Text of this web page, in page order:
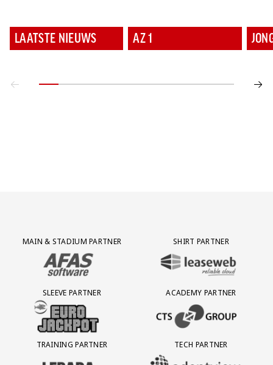
LAATSTE NIEUWS AZ 1
Partner Logos Grid
MAIN & STADIUM PARTNER
BEZOEK ONZE MAIN & STADIUM PARTNER AFAS SOFTWARE
SHIRT PARTNER
BEZOEK ONZE SHIRT PARTNER
SLEEVE PARTNER
BEZOEK ONZE SLEEVE PARTNER EUROJACKPOT
ACADEMY PARTNER
BEZOEK ONZE ACADEMY
TRAINING PARTNER
BEZOEK ONZE TRAINING PARTNER LEBARA
TECH PARTNER
BEZOEK ONZE TECH PARTNER